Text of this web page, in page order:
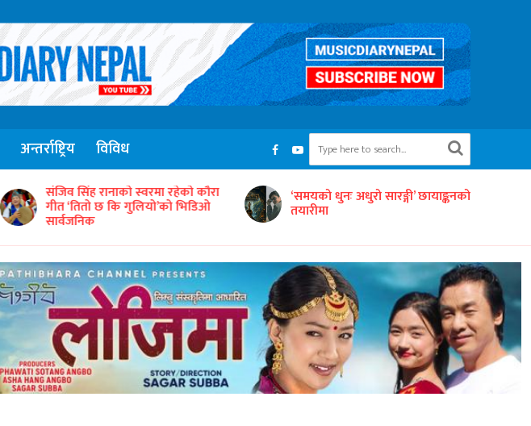
अन्तर्राष्ट्रिय विविध
संजिव सिंह रानाको स्वरमा रहेको कौरा
गीत ‘तितो छ कि गुलियो’को भिडिओ
सार्वजनिक
‘समयको धुनः अधुरो सारङ्गी’ छायाङ्कनको
तयारीमा